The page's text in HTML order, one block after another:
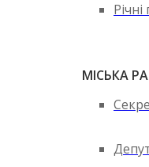
МІСЬКА